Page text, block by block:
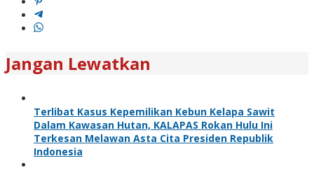
Jangan Lewatkan
Terlibat Kasus Kepemilikan Kebun Kelapa Sawit
Dalam Kawasan Hutan, KALAPAS Rokan Hulu Ini
Terkesan Melawan Asta Cita Presiden Republik
Indonesia